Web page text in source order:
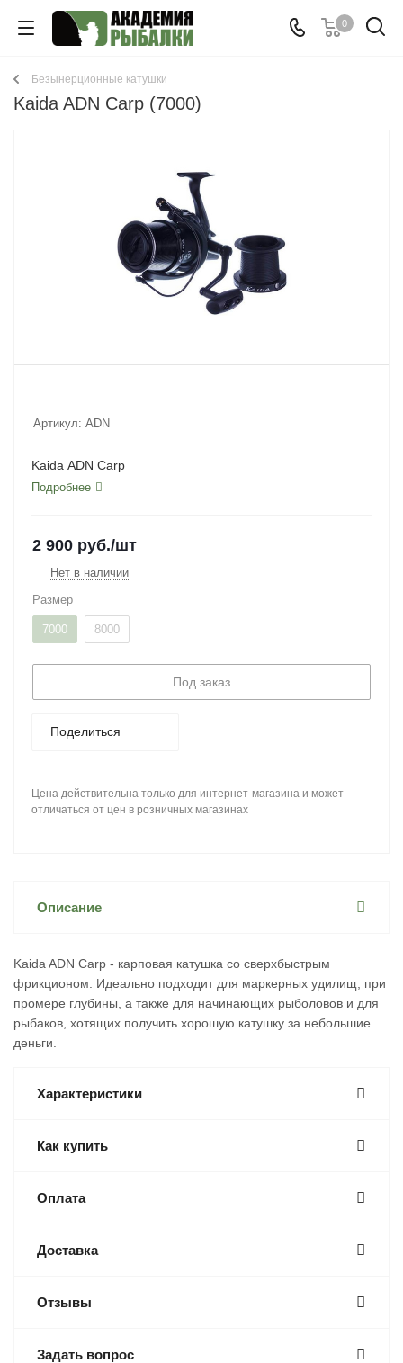
0
Безынерционные катушки
Kaida ADN Carp (7000)
Артикул: ADN
Kaida ADN Carp
Подробнее
2 900 руб./шт
Нет в наличии
Размер
7000 8000
Под заказ
Поделиться
Цена действительна только для интернет-магазина и может
отличаться от цен в розничных магазинах
Описание
Kaida ADN Carp - карповая катушка со сверхбыстрым
фрикционом. Идеально подходит для маркерных удилищ, при
промере глубины, а также для начинающих рыболовов и для
рыбаков, хотящих получить хорошую катушку за небольшие
деньги.
Характеристики
Как купить
Оплата
Доставка
Отзывы
Задать вопрос